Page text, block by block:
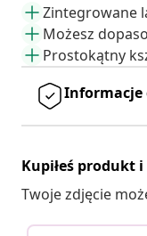
Zintegrowane
Możesz
Prostokątny
Informacje
Kupiłeś produkt i
Twoje zdjęcie